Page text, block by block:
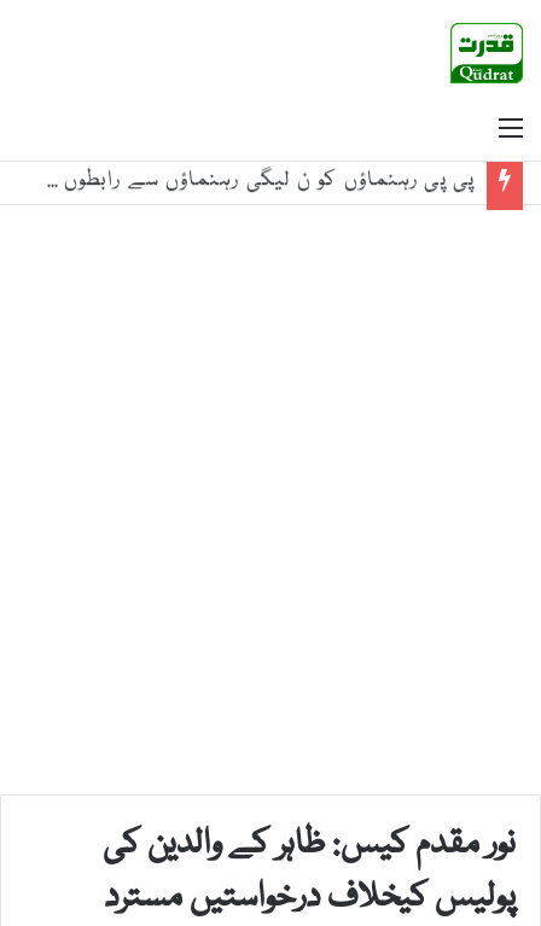
پی پی رہنماؤں کو ن لیگی رہنماؤں سے رابطوں سے گریز کی ہدایت جاری، ذرائع
نور مقدم کیس: ظاہر کے والدین کی
پولیس کیخلاف درخواستیں مسترد